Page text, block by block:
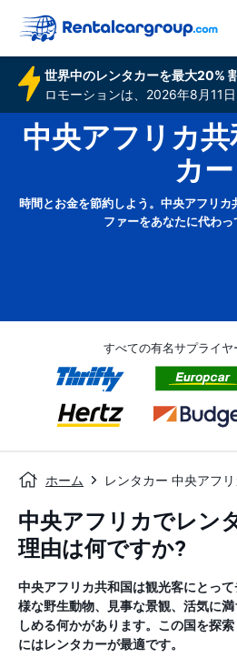
世界中のレンタカーを最大20%
ロモーションは、2026年8月11
中央アフリカ
カー
時間とお金を節約しよう。中央アフリカ
ファーをあなたに代わっ
すべての有名サプライヤ
ホーム レンタカー 中央アフリ
中央アフリカでレン
理由は何ですか?
中央アフリカ共和国は観光客にとっ
様な野生動物、見事な景観、活気に
しめる何かがあります。この国を探
にはレンタカーが最適です。